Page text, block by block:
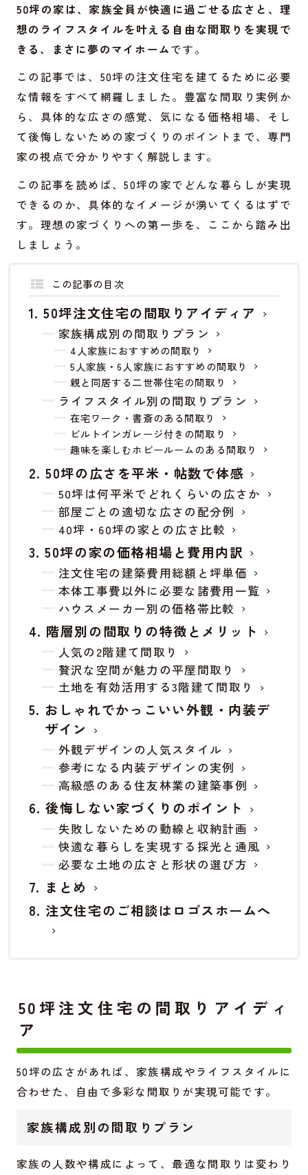
50坪の家は、家族全員が快適に過ごせる広さと、理
想のライフスタイルを叶える自由な間取りを実現で
きる、まさに夢のマイホームです。
この記事では、50坪の注文住宅を建てるために必要
な情報をすべて網羅しました。豊富な間取り実例か
ら、具体的な広さの感覚、気になる価格相場、そし
て後悔しないための家づくりのポイントまで、専門
家の視点で分かりやすく解説します。
この記事を読めば、50坪の家でどんな暮らしが実現
できるのか、具体的なイメージが湧いてくるはずで
す。理想の家づくりへの第一歩を、ここから踏み出
しましょう。
この記事の目次
50坪注文住宅の間取りアイディア
家族構成別の間取りプラン
4人家族におすすめの間取り
5人家族・6人家族におすすめの間取り
親と同居する二世帯住宅の間取り
ライフスタイル別の間取りプラン
在宅ワーク・書斎のある間取り
ビルトインガレージ付きの間取り
趣味を楽しむホビールームのある間取り
50坪の広さを平米・帖数で体感
50坪は何平米でどれくらいの広さか
部屋ごとの適切な広さの配分例
40坪・60坪の家との広さ比較
50坪の家の価格相場と費用内訳
注文住宅の建築費用総額と坪単価
本体工事費以外に必要な諸費用一覧
ハウスメーカー別の価格帯比較
階層別の間取りの特徴とメリット
人気の2階建て間取り
贅沢な空間が魅力の平屋間取り
土地を有効活用する3階建て間取り
おしゃれでかっこいい外観・内装デ
ザイン
外観デザインの人気スタイル
参考になる内装デザインの実例
高級感のある住友林業の建築事例
後悔しない家づくりのポイント
失敗しないための動線と収納計画
快適な暮らしを実現する採光と通風
必要な土地の広さと形状の選び方
まとめ
注文住宅のご相談はロゴスホームへ
50坪注文住宅の間取りアイディ
ア
50坪の広さがあれば、家族構成やライフスタイルに
合わせた、自由で多彩な間取りが実現可能です。
家族構成別の間取りプラン
家族の人数や構成によって、最適な間取りは変わり